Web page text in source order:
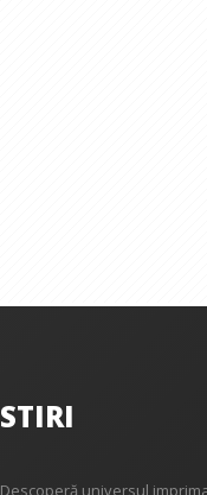
STIRI
Descoperă universul